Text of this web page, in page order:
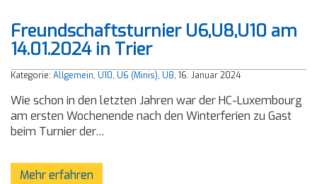
Freundschaftsturnier U6,U8,U10 am
14.01.2024 in Trier
Kategorie: Allgemein, U10, U6 (Minis), U8, 16. Januar 2024
Wie schon in den letzten Jahren war der HC-Luxembourg
am ersten Wochenende nach den Winterferien zu Gast
beim Turnier der…
Mehr erfahren